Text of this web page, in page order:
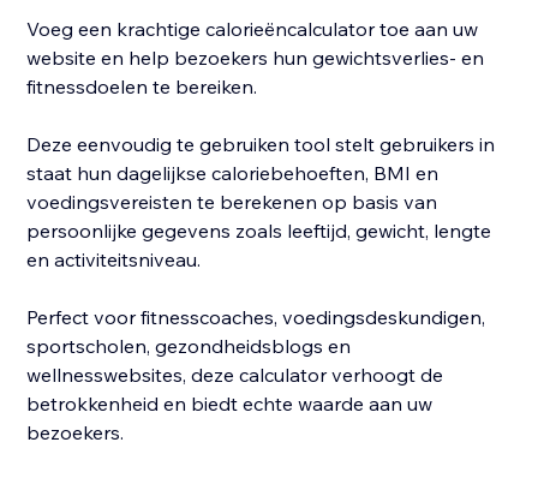
Voeg een krachtige calorieëncalculator toe aan uw
website en help bezoekers hun gewichtsverlies- en
fitnessdoelen te bereiken.
Deze eenvoudig te gebruiken tool stelt gebruikers in
staat hun dagelijkse caloriebehoeften, BMI en
voedingsvereisten te berekenen op basis van
persoonlijke gegevens zoals leeftijd, gewicht, lengte
en activiteitsniveau.
Perfect voor fitnesscoaches, voedingsdeskundigen,
sportscholen, gezondheidsblogs en
wellnesswebsites, deze calculator verhoogt de
betrokkenheid en biedt echte waarde aan uw
bezoekers.